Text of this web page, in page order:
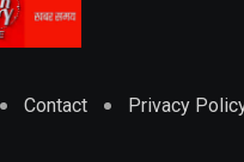
Contact Privacy